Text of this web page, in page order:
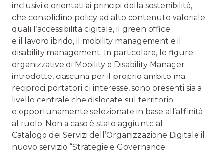
inclusivi e orientati ai principi della sostenibilità,
che consolidino policy ad alto contenuto valoriale
quali l’accessibilità digitale, il green office
e il lavoro ibrido, il mobility management e il
disability management. In particolare, le figure
organizzative di Mobility e Disability Manager
introdotte, ciascuna per il proprio ambito ma
reciproci portatori di interesse, sono presenti sia a
livello centrale che dislocate sul territorio
e opportunamente selezionate in base all’affinità
al ruolo. Non a caso è stato aggiunto al
Catalogo dei Servizi dell’Organizzazione Digitale il
nuovo servizio “Strategie e Governance